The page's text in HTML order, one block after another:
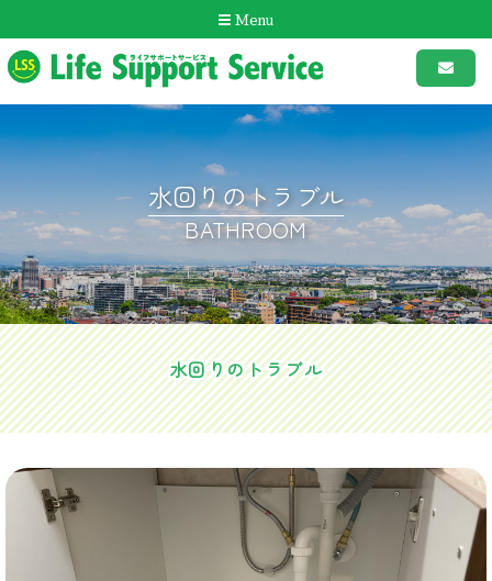
Menu
水回りのトラブル
BATHROOM
水回りのトラブル